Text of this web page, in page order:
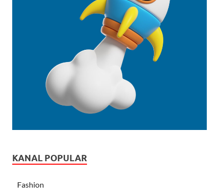
KANAL POPULAR
Fashion